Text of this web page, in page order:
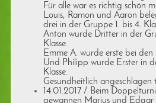
Für alle war es richtig schön
Louis, Ramon und Aaron
drei in der Gruppe 1. bis 4.
Anton wurde Dritter in der
Klasse.
Emme A. wurde erste bei
Und Philipp wurde Erster in
Klasse.
Gesundheitlich
14.01.2017 / Beim
gewannen Marius und Edgar